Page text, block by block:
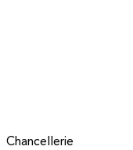
Chancellerie